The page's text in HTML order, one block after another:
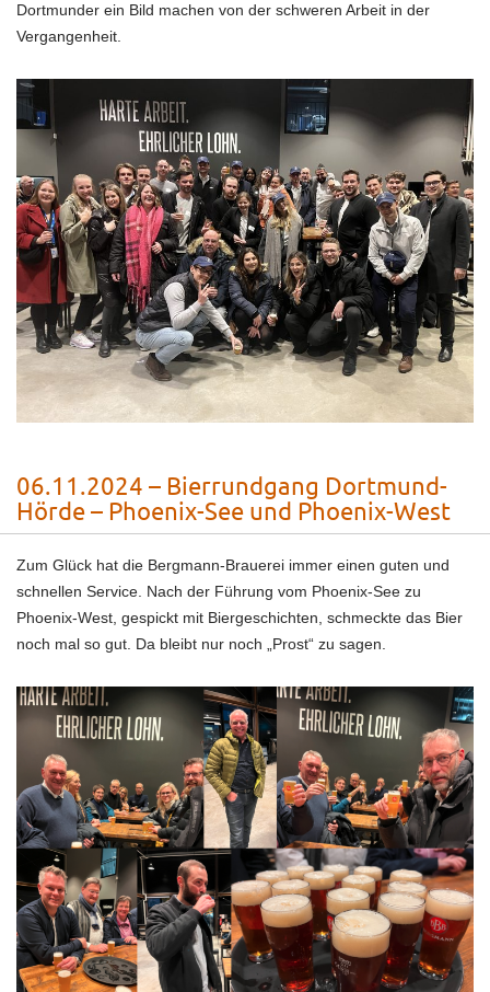
Dortmunder ein Bild machen von der schweren Arbeit in der
Vergangenheit.
06.11.2024 – Bierrundgang Dortmund-
Hörde – Phoenix-See und Phoenix-West
Zum Glück hat die Bergmann-Brauerei immer einen guten und
schnellen Service. Nach der Führung vom Phoenix-See zu
Phoenix-West, gespickt mit Biergeschichten, schmeckte das Bier
noch mal so gut. Da bleibt nur noch „Prost“ zu sagen.